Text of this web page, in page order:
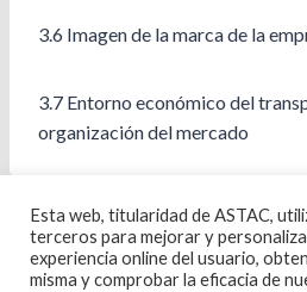
3.6 Imagen de la marca de la
3.7 Entorno económico del
organización del mercado
Política de Cookies
Esta web, titularidad de ASTAC,
terceros para mejorar y
experiencia online del usuario,
misma y comprobar la eficacia de